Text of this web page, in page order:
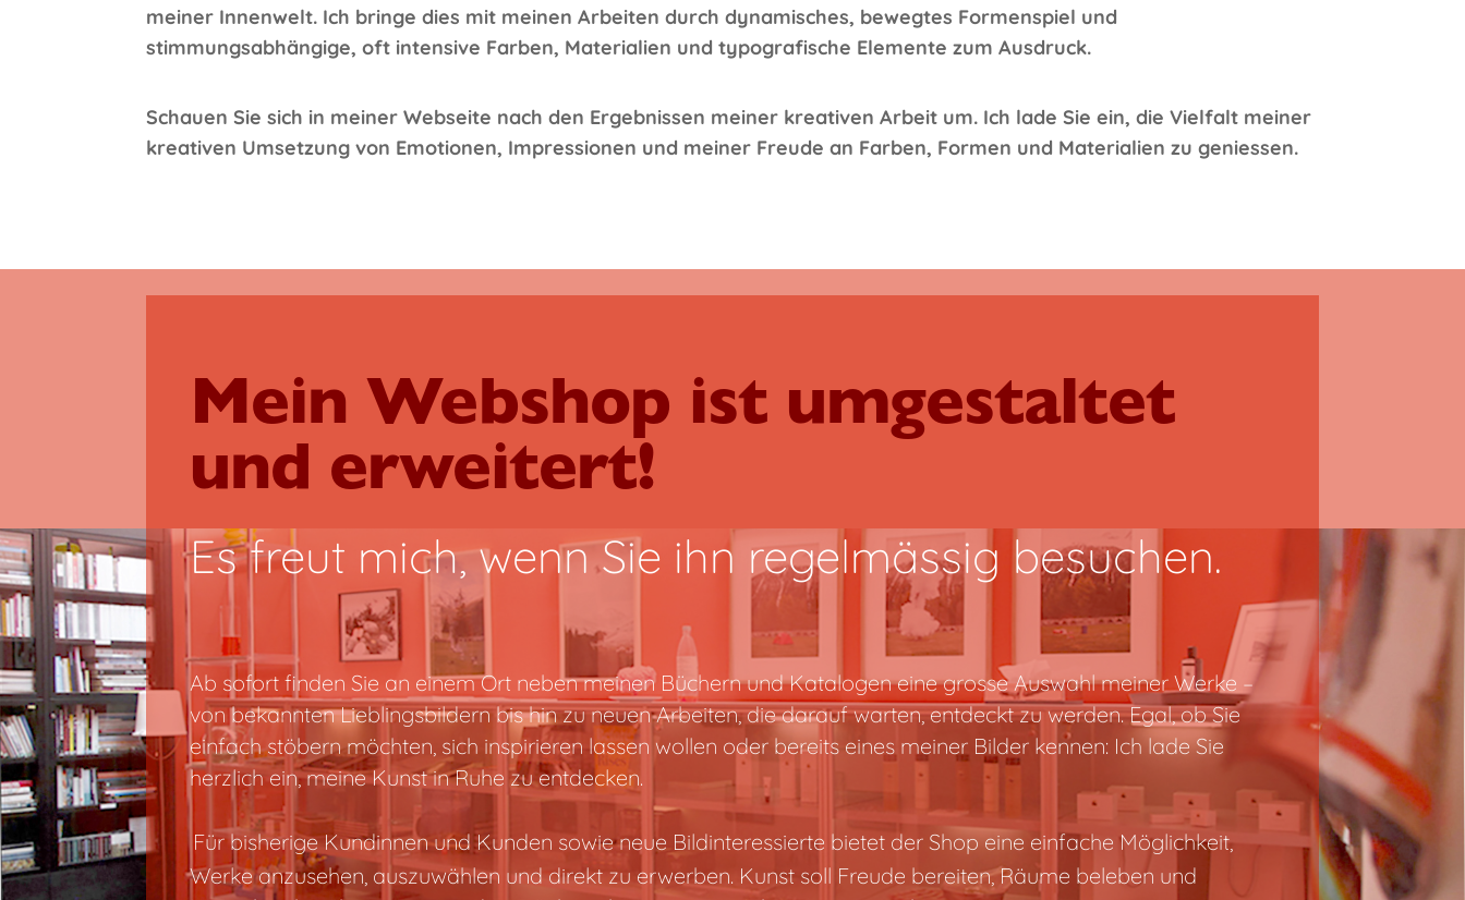
meiner Innenwelt. Ich bringe dies mit meinen Arbeiten durch dynamisches, bewegtes Formenspiel und
stimmungsabhängige, oft intensive Farben, Materialien und typografische Elemente zum Ausdruck.
Schauen Sie sich in meiner Webseite nach den Ergebnissen meiner kreativen Arbeit um. Ich lade Sie ein, die Vielfalt meiner
kreativen Umsetzung von Emotionen, Impressionen und meiner Freude an Farben, Formen und Materialien zu geniessen.
Mein Webshop ist umgestaltet
und erweitert!
Es freut mich, wenn Sie ihn regelmässig besuchen.
Ab sofort finden Sie an einem Ort neben meinen Büchern und Katalogen eine grosse Auswahl meiner Werke –
von bekannten Lieblingsbildern bis hin zu neuen Arbeiten, die darauf warten, entdeckt zu werden. Egal, ob Sie
einfach stöbern möchten, sich inspirieren lassen wollen oder bereits eines meiner Bilder kennen: Ich lade Sie
herzlich ein, meine Kunst in Ruhe zu entdecken.
Für bisherige Kundinnen und Kunden sowie neue Bildinteressierte bietet der Shop eine einfache Möglichkeit,
Werke anzusehen, auszuwählen und direkt zu erwerben. Kunst soll Freude bereiten, Räume beleben und